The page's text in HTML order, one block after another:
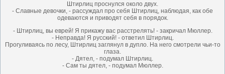
Штирлиц проснулся около двух.
- Славные девочки, - рассуждал про себя Штирлиц, наблюдая, как обе
одеваются и приводят себя в порядок.
- Штирлиц, вы еврей! Я прикажу вас расстрелять! - закричал Мюллер.
- Неправда! Я русский! - ответил Штирлиц.
Прогуливаясь по лесу, Штирлиц заглянул в дупло. На него смотрели чьи-то
глаза.
- Дятел, - подумал Штирлиц.
- Сам ты дятел, - подумал Мюллер.